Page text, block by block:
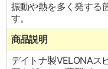
振動や熱を多く発する
す。
商品説明
デイトナ製VELONAス